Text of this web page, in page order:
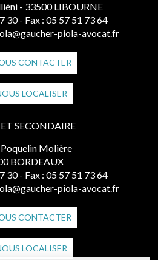
- 33500 LIBOURNE
30 - Fax : 05 57 51 73 64
piola-avocat.fr
CONTACTER
LOCALISER
SECONDAIRE
Poquelin Molière
BORDEAUX
30 - Fax : 05 57 51 73 64
piola-avocat.fr
CONTACTER
LOCALISER